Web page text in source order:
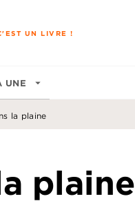
UN LIVRE !
UNE arrow_drop_down
la plaine
plaine